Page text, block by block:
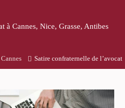
à Cannes, Nice, Grasse, Antibes
Satire confraternelle de l’avocat